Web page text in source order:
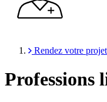
Rendez votre
Professions